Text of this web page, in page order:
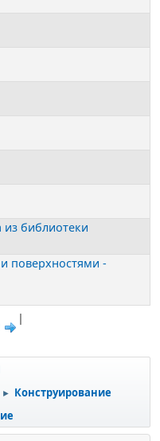
библиотеки
поверхностями -
|
► Конструирование